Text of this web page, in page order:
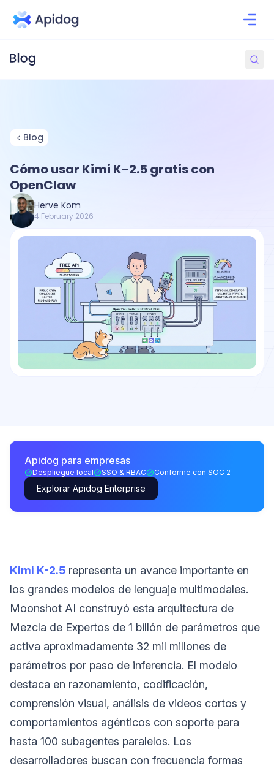
Blog
Cómo usar Kimi K-2.5 gratis con
OpenClaw
Herve Kom
4 February 2026
Apidog para empresas
Despliegue local SSO & RBAC Conforme con SOC 2
Explorar Apidog Enterprise
Kimi K-2.5 representa un avance importante en
los grandes modelos de lenguaje multimodales.
Moonshot AI construyó esta arquitectura de
Mezcla de Expertos de 1 billón de parámetros que
activa aproximadamente 32 mil millones de
parámetros por paso de inferencia. El modelo
destaca en razonamiento, codificación,
comprensión visual, análisis de videos cortos y
comportamientos agénticos con soporte para
hasta 100 subagentes paralelos. Los
desarrolladores buscan con frecuencia formas